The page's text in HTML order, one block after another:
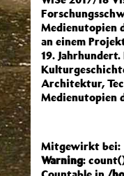
Medienutopien
an einem
19.
Architektur,
Medienutopien
Mitgewirkt bei:
Warning: